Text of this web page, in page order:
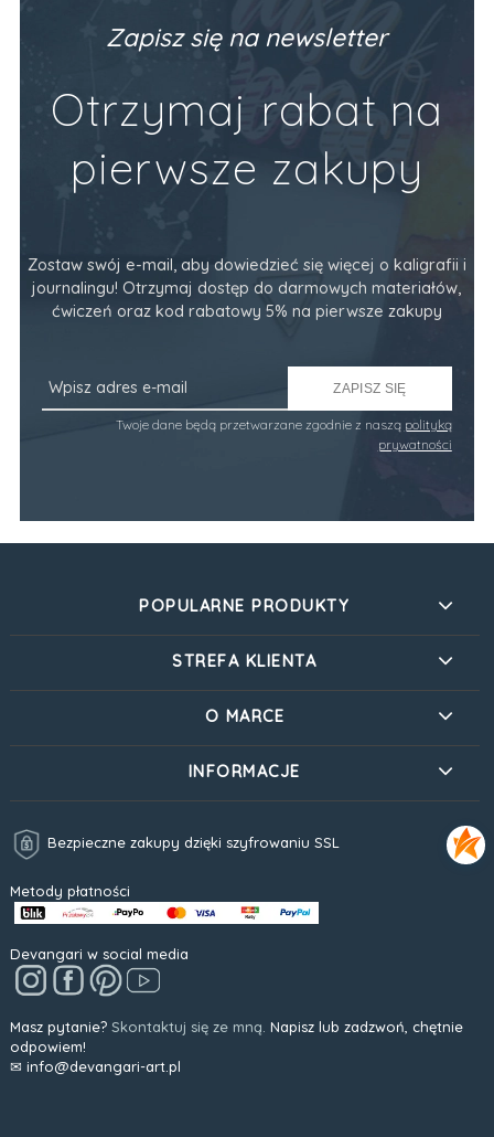
Zapisz się na newsletter
Otrzymaj rabat na
pierwsze zakupy
Zostaw swój e-mail, aby dowiedzieć się więcej o kaligrafii i
journalingu! Otrzymaj dostęp do darmowych materiałów,
ćwiczeń oraz kod rabatowy 5% na pierwsze zakupy
ZAPISZ SIĘ
Twoje dane będą przetwarzane zgodnie z naszą polityką
prywatności
POPULARNE PRODUKTY
STREFA KLIENTA
O MARCE
INFORMACJE
Bezpieczne zakupy dzięki szyfrowaniu SSL
Metody płatności
Devangari w social media
Masz pytanie? Skontaktuj się ze mną. Napisz lub zadzwoń, chętnie
odpowiem!
✉ info@devangari-art.pl